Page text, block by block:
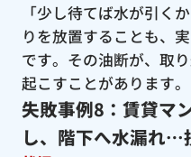
「少し待てば水が引く
りを放置することも、
です。その油断が、取
起こすことがあります。
失敗事例8：賃貸マ
し、階下へ水漏れ…